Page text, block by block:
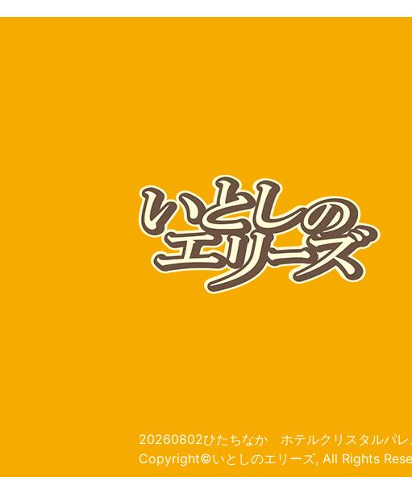
20260802ひたちなか ホテルクリスタルパ
Copyright©いとしのエリーズ, All Rights